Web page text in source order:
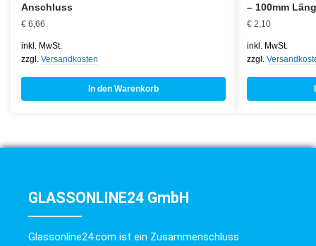
Anschluss
€ 6,66
inkl. MwSt.
zzgl. Versandkosten
In den Warenkorb
– 100mm
€ 2,10
inkl. MwSt.
zzgl.
GLASSONLINE24 GmbH
Glassonline24.com ist ein Zusammenschluss